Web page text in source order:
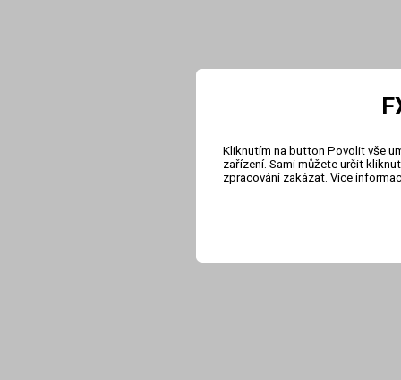
Kliknutím na button Povolit vše
zařízení. Sami můžete určit
zpracování zakázat. Více